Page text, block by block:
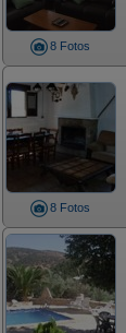
8 Fotos
8 Fotos